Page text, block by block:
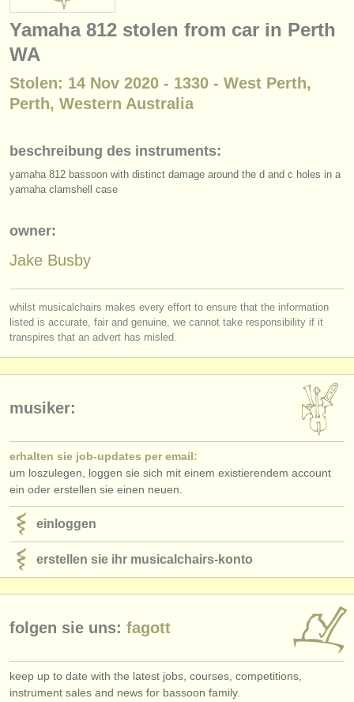
instrumentenverkauf
orchester
jugendorchester
musicalchairs:
kontakt
rss feeds
nachrichten in der klassischen musik
verlage:
find out about our
ATSfaq
einloggen
Yamaha 812 stolen from car in Perth
WA
Stolen: 14 Nov 2020 - 1330 - West Perth,
Perth, Western Australia
beschreibung des instruments:
yamaha 812 bassoon with distinct damage around the d and c holes in a
yamaha clamshell case
owner:
Jake Busby
whilst musicalchairs makes every effort to ensure that the information
listed is accurate, fair and genuine, we cannot take responsibility if it
transpires that an advert has misled.
musiker:
erhalten sie job-updates per email:
um loszulegen, loggen sie sich mit einem existierendem account
ein oder erstellen sie einen neuen.
einloggen
erstellen sie ihr musicalchairs-konto
folgen sie uns: fagott
keep up to date with the latest jobs, courses, competitions,
instrument sales and news for bassoon family.